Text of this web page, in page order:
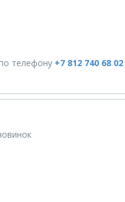
телефону +7 812 740 68 02